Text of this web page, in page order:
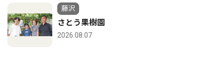
藤沢
さとう果樹園
2026.08.07